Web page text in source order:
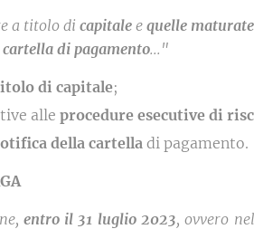
a titolo di capitale e quelle
di pagamento..."
di capitale;
alle procedure esecutive di
della cartella di pagamento.
entro il 31 luglio 2023, ovvero